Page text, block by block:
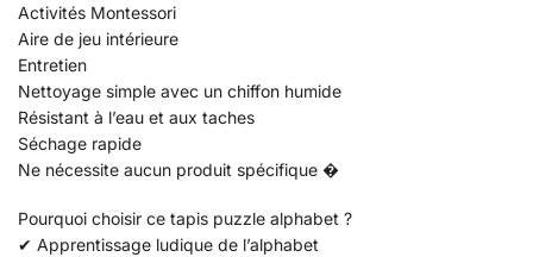
Activités Montessori
Aire de jeu intérieure
Entretien
Nettoyage simple avec un chiffon humide
Résistant à l’eau et aux taches
Séchage rapide
Ne nécessite aucun produit spécifique �
Pourquoi choisir ce tapis puzzle alphabet ?
✔ Apprentissage ludique de l’alphabet